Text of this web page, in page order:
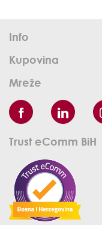
Info
Kupovina
Mreže
Trust eComm BiH